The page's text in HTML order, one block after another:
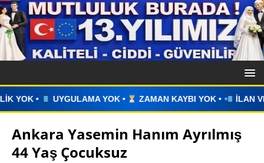
ZAMAN KAYBI YOK • İLAN VERİN • WHATSAPP
Ankara Yasemin Hanım Ayrılmış
44 Yaş Çocuksuz